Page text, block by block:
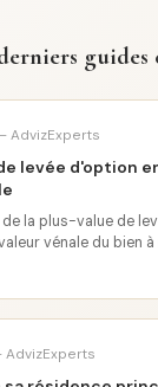
guides
AdvizExperts
levée d'option
la plus-value de
vénale du bien
AdvizExperts